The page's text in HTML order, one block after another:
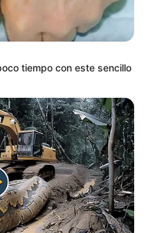
se desempeña como
y quien lamento
por su ser
copas entre parejas
feminicidio de Jazmín
urgentes estuvieron a
tiempo con este sencillo